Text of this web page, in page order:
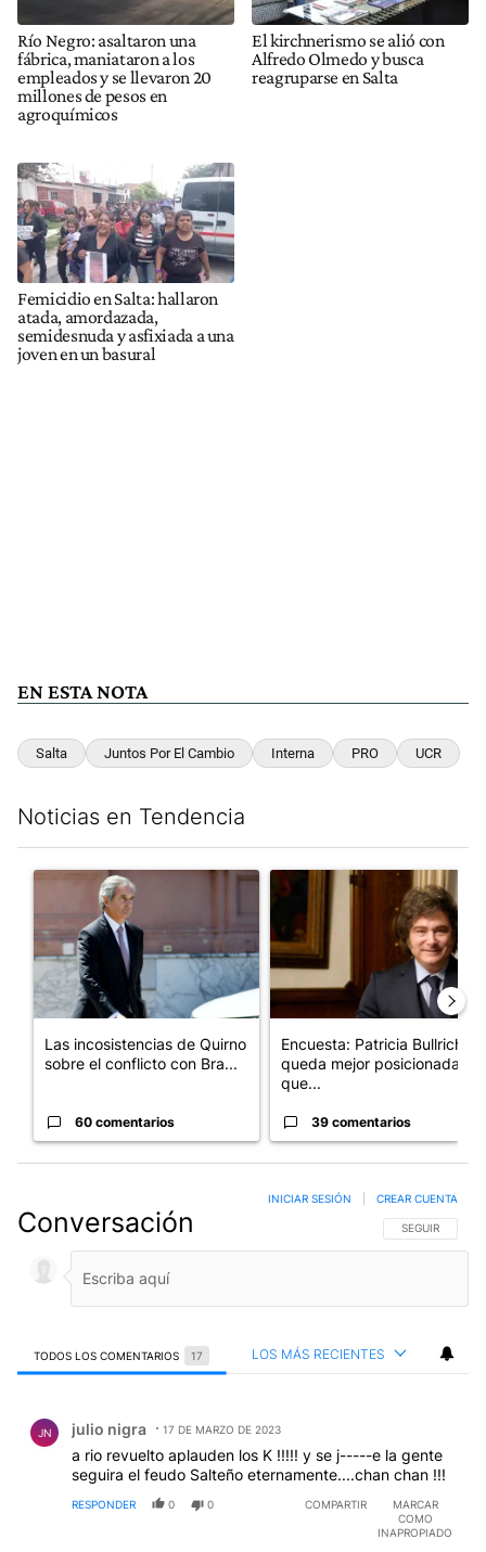
Río Negro: asaltaron una
fábrica, maniataron a los
empleados y se llevaron 20
millones de pesos en
agroquímicos
El kirchnerismo se alió con
Alfredo Olmedo y busca
reagruparse en Salta
Femicidio en Salta: hallaron
atada, amordazada,
semidesnuda y asfixiada a una
joven en un basural
EN ESTA NOTA
Salta Juntos Por El Cambio Interna PRO UCR
Noticias en Tendencia
Un artículo de tendencia con el título "Las incosistencias de
Las incosistencias de Quirno
sobre el conflicto con Bra...
60 comentarios
Un artículo de tendencia con
Encuesta: Patricia Bullrich
queda mejor posicionada
que...
39 comentarios
Conversación SIGA ESTA
SEGUIR
INICIAR SESIÓN CREAR CUENTA
TODOS LOS COMENTARIOS 17 LOS MÁS RECIENTES
JN julio nigra 17 DE MARZO DE 2023
a rio revuelto aplauden los K !!!!! y se j-----e la gente
seguira el feudo Salteño eternamente....chan chan !!!
RESPONDER 0 0 COMPARTIR
MARCAR
COMO
INAPROPIADO